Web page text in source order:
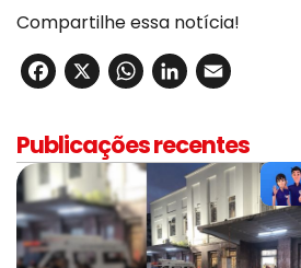
Compartilhe essa notícia!
Facebook
X WhatsApp
LinkedIn
Publicações recentes